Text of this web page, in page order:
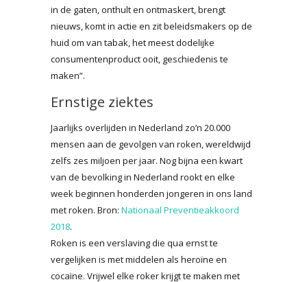
in de gaten, onthult en ontmaskert, brengt
nieuws, komt in actie en zit beleidsmakers op de
huid om van tabak, het meest dodelijke
consumentenproduct ooit, geschiedenis te
maken”.
Ernstige ziektes
Jaarlijks overlijden in Nederland zo’n 20.000
mensen aan de gevolgen van roken, wereldwijd
zelfs zes miljoen per jaar. Nog bijna een kwart
van de bevolking in Nederland rookt en elke
week beginnen honderden jongeren in ons land
met roken. Bron: Nationaal Preventieakkoord
2018.
Roken is een verslaving die qua ernst te
vergelijken is met middelen als heroïne en
cocaïne. Vrijwel elke roker krijgt te maken met